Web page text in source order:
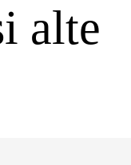
alte